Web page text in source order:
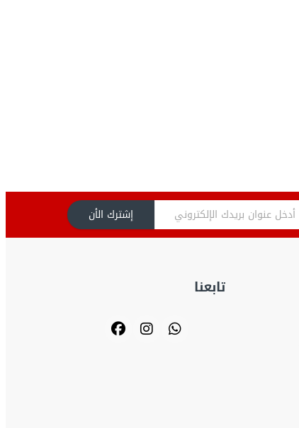
إشترك الأن
تابعنا